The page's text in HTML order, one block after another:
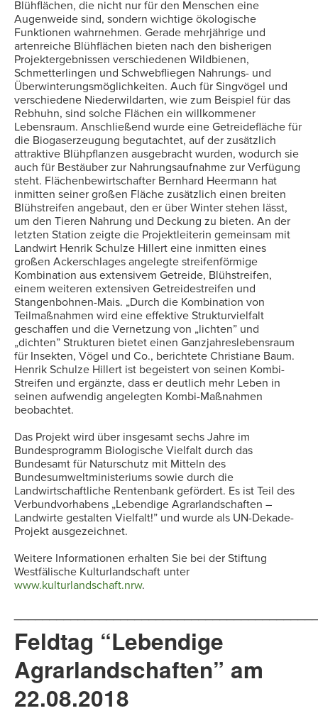
Blühflächen, die nicht nur für den Menschen eine
Augenweide sind, sondern wichtige ökologische
Funktionen wahrnehmen. Gerade mehrjährige und
artenreiche Blühflächen bieten nach den bisherigen
Projektergebnissen verschiedenen Wildbienen,
Schmetterlingen und Schwebfliegen Nahrungs- und
Überwinterungsmöglichkeiten. Auch für Singvögel und
verschiedene Niederwildarten, wie zum Beispiel für das
Rebhuhn, sind solche Flächen ein willkommener
Lebensraum. Anschließend wurde eine Getreidefläche für
die Biogaserzeugung begutachtet, auf der zusätzlich
attraktive Blühpflanzen ausgebracht wurden, wodurch sie
auch für Bestäuber zur Nahrungsaufnahme zur Verfügung
steht. Flächenbewirtschafter Bernhard Heermann hat
inmitten seiner großen Fläche zusätzlich einen breiten
Blühstreifen angebaut, den er über Winter stehen lässt,
um den Tieren Nahrung und Deckung zu bieten. An der
letzten Station zeigte die Projektleiterin gemeinsam mit
Landwirt Henrik Schulze Hillert eine inmitten eines
großen Ackerschlages angelegte streifenförmige
Kombination aus extensivem Getreide, Blühstreifen,
einem weiteren extensiven Getreidestreifen und
Stangenbohnen-Mais. „Durch die Kombination von
Teilmaßnahmen wird eine effektive Strukturvielfalt
geschaffen und die Vernetzung von „lichten” und
„dichten” Strukturen bietet einen Ganzjahreslebensraum
für Insekten, Vögel und Co., berichtete Christiane Baum.
Henrik Schulze Hillert ist begeistert von seinen Kombi-
Streifen und ergänzte, dass er deutlich mehr Leben in
seinen aufwendig angelegten Kombi-Maßnahmen
beobachtet.
Das Projekt wird über insgesamt sechs Jahre im
Bundesprogramm Biologische Vielfalt durch das
Bundesamt für Naturschutz mit Mitteln des
Bundesumweltministeriums sowie durch die
Landwirtschaftliche Rentenbank gefördert. Es ist Teil des
Verbundvorhabens „Lebendige Agrarlandschaften –
Landwirte gestalten Vielfalt!” und wurde als UN-Dekade-
Projekt ausgezeichnet.
Weitere Informationen erhalten Sie bei der Stiftung
Westfälische Kulturlandschaft unter
www.kulturlandschaft.nrw.
Feldtag “Lebendige
Agrarlandschaften” am
22.08.2018